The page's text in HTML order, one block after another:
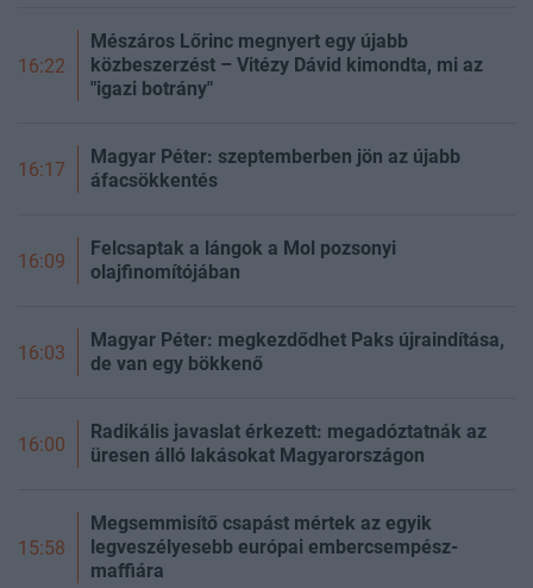
16:22
Mészáros Lőrinc megnyert egy újabb
közbeszerzést – Vitézy Dávid kimondta, mi az
"igazi botrány"
16:17
Magyar Péter: szeptemberben jön az újabb
áfacsökkentés
16:09
Felcsaptak a lángok a Mol pozsonyi
olajfinomítójában
16:03
Magyar Péter: megkezdődhet Paks újraindítása,
de van egy bökkenő
16:00
Radikális javaslat érkezett: megadóztatnák az
üresen álló lakásokat Magyarországon
15:58
Megsemmisítő csapást mértek az egyik
legveszélyesebb európai embercsempész-
maffiára